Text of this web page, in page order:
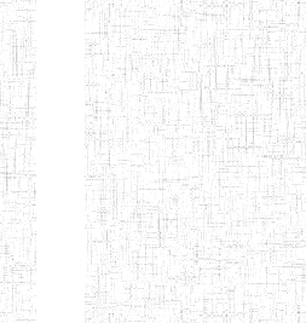
Etablissements
d'enseignement
secondaire
technique
et
professionnel
ESTP